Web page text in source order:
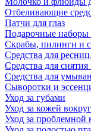
Отбеливающие
Патчи для глаз
Подарочные наборы
Скрабы, пилинги и
Средства для
Средства для
Средства для
Сыворотки и
Уход за губами
Уход за кожей
Уход за проблемной